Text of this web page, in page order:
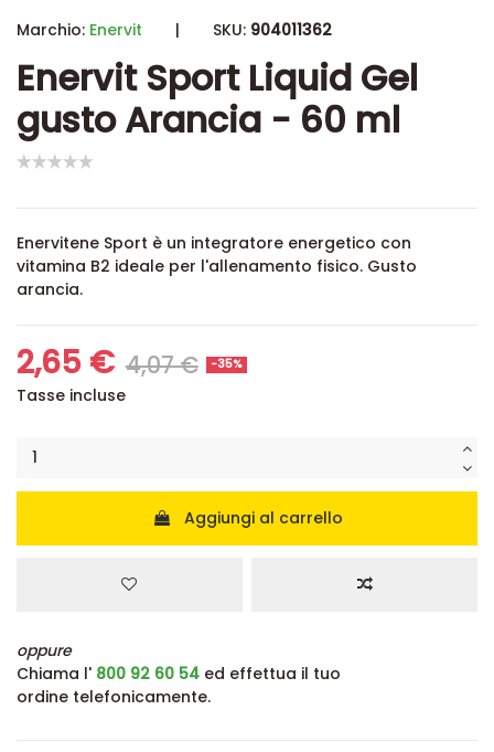
Marchio: Enervit | SKU: 904011362
Enervit Sport Liquid Gel
gusto Arancia - 60 ml
Enervitene Sport è un integratore energetico con
vitamina B2 ideale per l'allenamento fisico. Gusto
arancia.
2,65 € 4,07 € -35%
Tasse incluse
Aggiungi al carrello
oppure
Chiama l' 800 92 60 54 ed effettua il tuo
ordine telefonicamente.